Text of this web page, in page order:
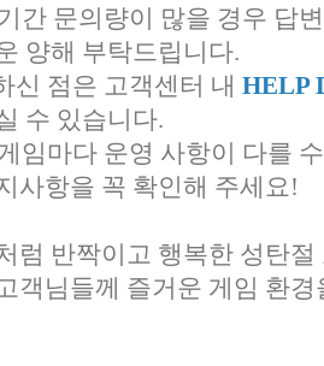
간 문의량이 많을 경우 답
양해 부탁드립니다.
신 점은 고객센터 내 HELP
수 있습니다.
임마다 운영 사항이 다를
사항을 꼭 확인해 주세요!
럼 반짝이고 행복한 성탄
객님들께 즐거운 게임 환